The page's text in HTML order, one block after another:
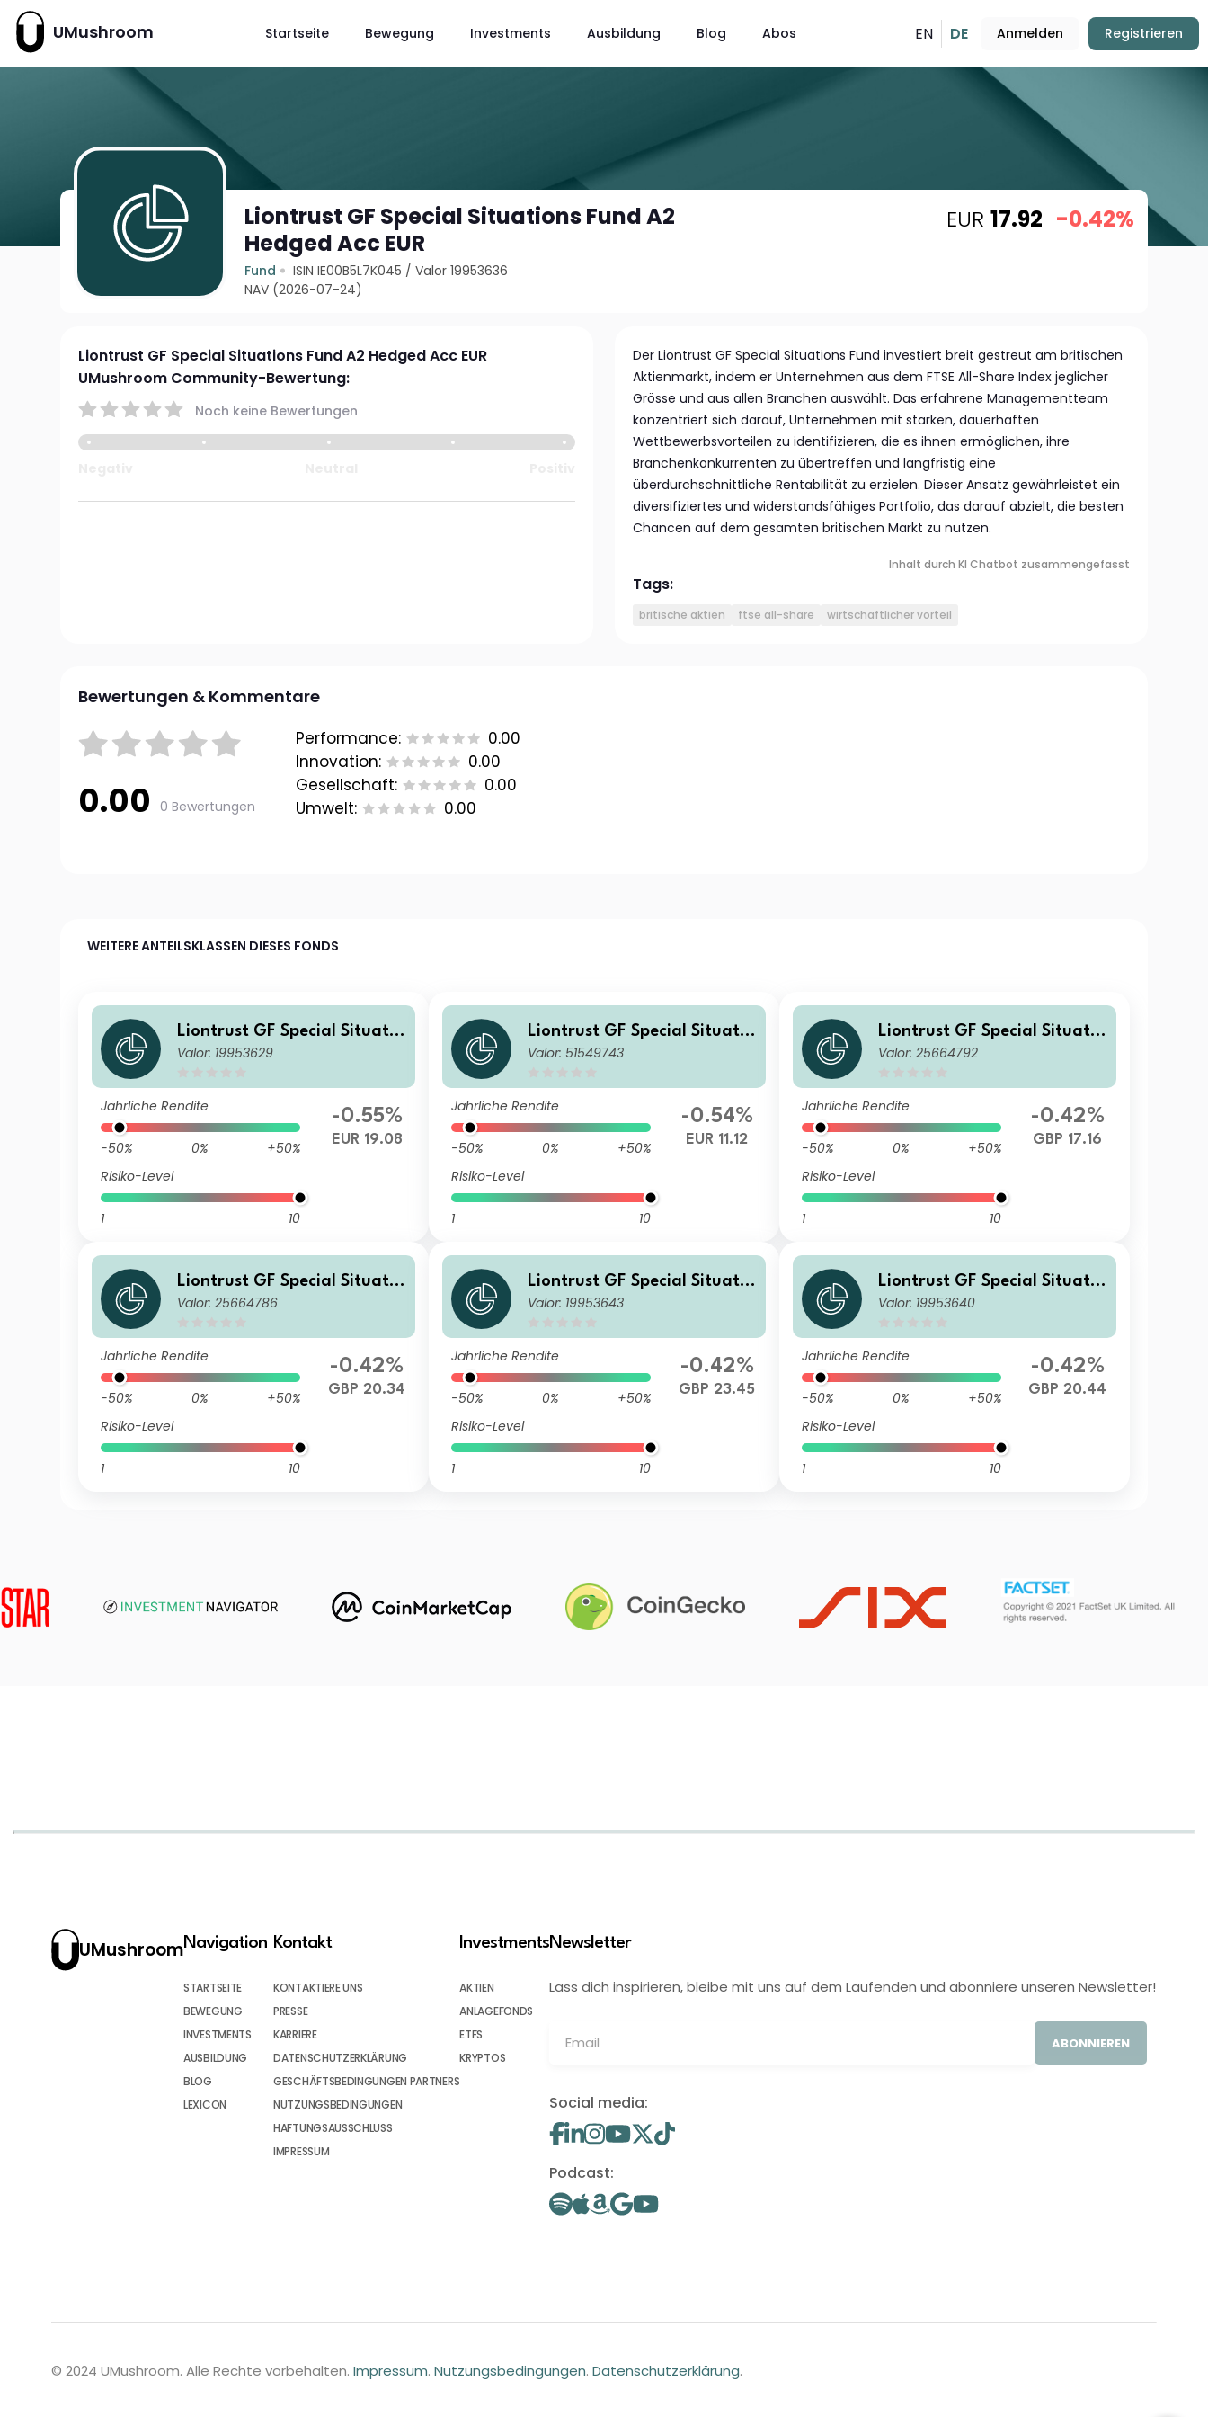
UMushroom Startseite Bewegung Investments Ausbildung Blog Abos EN DE Anmelden Registrieren
Liontrust GF Special Situations Fund A2
Hedged Acc EUR
Fund ISIN IE00B5L7K045 /Valor 19953636
NAV (2026-07-24)
EUR 17.92 -0.42%
Liontrust GF Special Situations Fund A2 Hedged Acc EUR
UMushroom Community-Bewertung:
Noch keine Bewertungen
Der Liontrust GF Special Situations Fund investiert breit gestreut am britischen
Aktienmarkt, indem er Unternehmen aus dem FTSE All-Share Index jeglicher
Grösse und aus allen Branchen auswählt. Das erfahrene Managementteam
konzentriert sich darauf, Unternehmen mit starken, dauerhaften
Wettbewerbsvorteilen zu identifizieren, die es ihnen ermöglichen, ihre
Branchenkonkurrenten zu übertreffen und langfristig eine
überdurchschnittliche Rentabilität zu erzielen. Dieser Ansatz gewährleistet ein
diversifiziertes und widerstandsfähiges Portfolio, das darauf abzielt, die besten
Chancen auf dem gesamten britischen Markt zu nutzen.
Inhalt durch KI Chatbot zusammengefasst
Tags:
britische aktien ftse all-share wirtschaftlicher vorteil
Bewertungen & Kommentare
0.00 0 Bewertungen
Performance:
0.00
Innovation:
0.00
Gesellschaft:
0.00
Umwelt:
0.00
WEITERE ANTEILSKLASSEN DIESES FONDS
Liontrust GF Special Situatio
ns Fund A1 Acc EUR
Valor: 19953629
Jährliche Rendite
-50% 0%
+50%
Risiko-Level
1 10
-0.55%
EUR 19.08
Liontrust GF Special Situatio
ns Fund A3 Acc EUR
Valor: 51549743
Jährliche Rendite
-50% 0%
+50%
Risiko-Level
1 10
-0.54%
EUR 11.12
Liontrust GF Special Situatio
ns Fund C6 Institutional Dis
Valor: 25664792
Jährliche Rendite
-50% 0%
+50%
Risiko-Level
1 10
-0.42%
GBP 17.16
Liontrust GF Special Situatio
ns Fund C7 Institutional Acc
Valor: 25664786
Jährliche Rendite
-50% 0%
+50%
Risiko-Level
1 10
-0.42%
GBP 20.34
Liontrust GF Special Situatio
ns Fund C3 Institutional Acc
Valor: 19953643
Jährliche Rendite
-50% 0%
+50%
Risiko-Level
1 10
-0.42%
GBP 23.45
Liontrust GF Special Situatio
ns Fund C1 Acc GBP
Valor: 19953640
Jährliche Rendite
-50% 0%
+50%
Risiko-Level
1 10
-0.42%
GBP 20.44
UMushroomNavigation
STARTSEITE
BEWEGUNG
INVESTMENTS
AUSBILDUNG
BLOG
LEXICON
Kontakt
KONTAKTIERE UNS
PRESSE
KARRIERE
DATENSCHUTZERKLÄRUNG
GESCHÄFTSBEDINGUNGEN PARTNERS
NUTZUNGSBEDINGUNGEN
HAFTUNGSAUSSCHLUSS
IMPRESSUM
Investments
AKTIEN
ANLAGEFONDS
ETFS
KRYPTOS
Newsletter
Lass dich inspirieren, bleibe mit uns auf dem Laufenden und abonniere unseren Newsletter!
ABONNIEREN
Social media:
Podcast:
© 2024 UMushroom. Alle Rechte vorbehalten. Impressum. Nutzungsbedingungen. Datenschutzerklärung.